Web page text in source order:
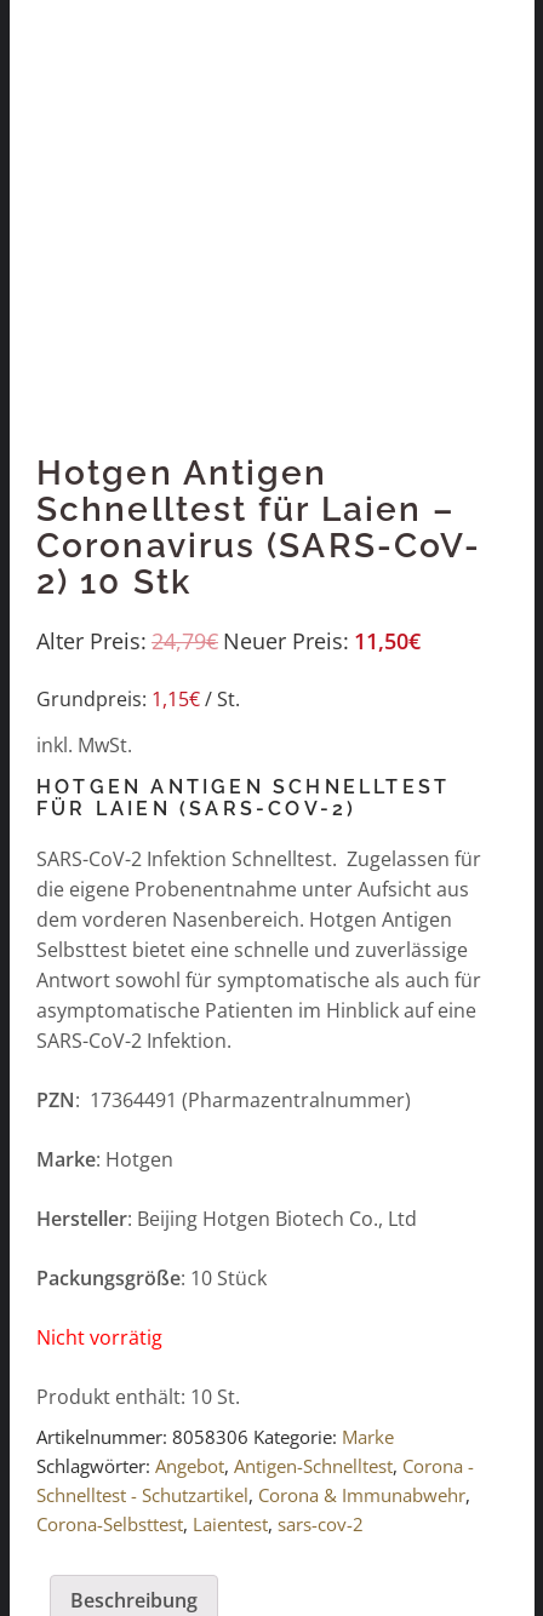
Hotgen Antigen
Schnelltest für Laien –
Coronavirus (SARS-CoV-
2) 10 Stk
Alter Preis: 24,79€ Neuer Preis: 11,50€
Grundpreis: 1,15€/St.
inkl. MwSt.
HOTGEN ANTIGEN SCHNELLTEST
FÜR LAIEN (SARS-COV-2)
SARS-CoV-2 Infektion Schnelltest. Zugelassen für
die eigene Probenentnahme unter Aufsicht aus
dem vorderen Nasenbereich. Hotgen Antigen
Selbsttest bietet eine schnelle und zuverlässige
Antwort sowohl für symptomatische als auch für
asymptomatische Patienten im Hinblick auf eine
SARS-CoV-2 Infektion.
PZN: 17364491 (Pharmazentralnummer)
Marke: Hotgen
Hersteller: Beijing Hotgen Biotech Co., Ltd
Packungsgröße: 10 Stück
Nicht vorrätig
Produkt enthält: 10 St.
Artikelnummer: 8058306 Kategorie: Marke
Schlagwörter: Angebot, Antigen-Schnelltest, Corona -
Schnelltest - Schutzartikel, Corona & Immunabwehr,
Corona-Selbsttest, Laientest, sars-cov-2
Beschreibung